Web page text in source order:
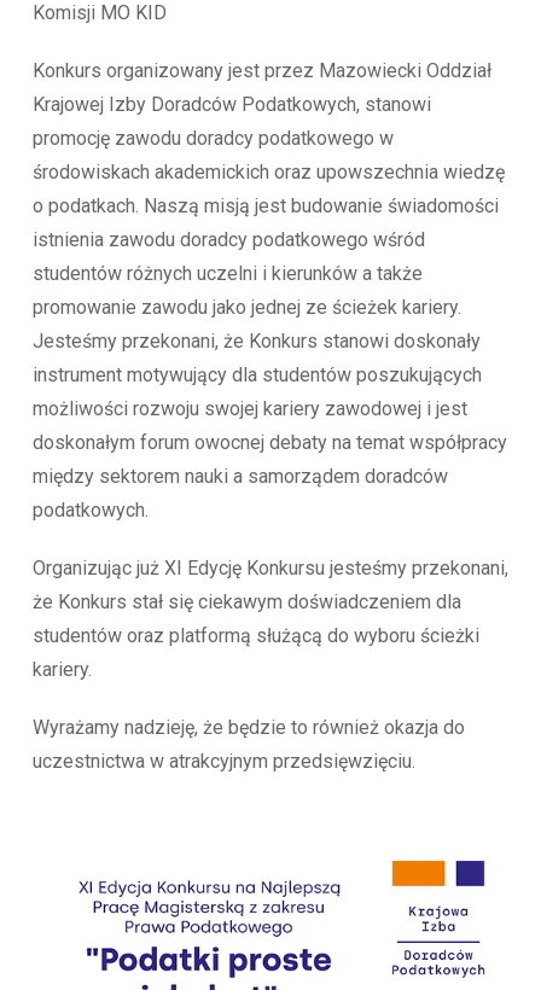
Komisji MO KID
Konkurs organizowany jest przez Mazowiecki Oddział
Krajowej Izby Doradców Podatkowych, stanowi
promocję zawodu doradcy podatkowego w
środowiskach akademickich oraz upowszechnia wiedzę
o podatkach. Naszą misją jest budowanie świadomości
istnienia zawodu doradcy podatkowego wśród
studentów różnych uczelni i kierunków a także
promowanie zawodu jako jednej ze ścieżek kariery.
Jesteśmy przekonani, że Konkurs stanowi doskonały
instrument motywujący dla studentów poszukujących
możliwości rozwoju swojej kariery zawodowej i jest
doskonałym forum owocnej debaty na temat współpracy
między sektorem nauki a samorządem doradców
podatkowych.
Organizując już XI Edycję Konkursu jesteśmy przekonani,
że Konkurs stał się ciekawym doświadczeniem dla
studentów oraz platformą służącą do wyboru ścieżki
kariery.
Wyrażamy nadzieję, że będzie to również okazja do
uczestnictwa w atrakcyjnym przedsięwzięciu.